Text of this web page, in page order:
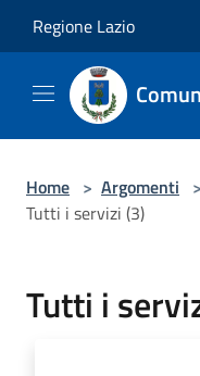
Regione Lazio
Home > Argomenti >
Tutti i servizi (3)
Tutti i